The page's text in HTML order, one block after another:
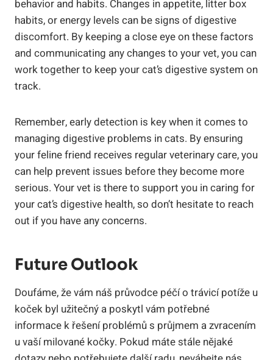
behavior and habits. Changes in appetite, litter box
habits, or energy ⁣levels⁢ can be signs of ​digestive⁢
discomfort. ‍By keeping ‌a close eye on these ‍factors
and communicating any changes‌ to your vet, ​you can
​work together to keep ⁢your cat’s digestive system on
track.
Remember,⁤ early ‍detection is key ‍when ⁤it​ comes‌ to
managing digestive problems in cats. By ensuring
⁣your feline friend receives⁢ regular⁢ veterinary ⁣care, you
can help prevent issues before ⁢they become more
‌serious.‌ Your ‍vet is ⁢there to‌ support you‌ in ‌caring ⁢for
your ⁣cat’s ⁤digestive health, so⁢ don’t⁣ hesitate ⁤to‍ reach
out if ​you have ⁤any concerns.
Future Outlook
Doufáme,​ že vám náš průvodce‍ péčí‌ o⁣ trávicí‌ potíže u
koček byl užitečný a ⁢poskytl⁤ vám potřebné
informace⁣ k‌ řešení ⁣problémů s průjmem a zvracením
⁢u ‌vaší milované⁣ kočky. ​Pokud máte stále nějaké‌